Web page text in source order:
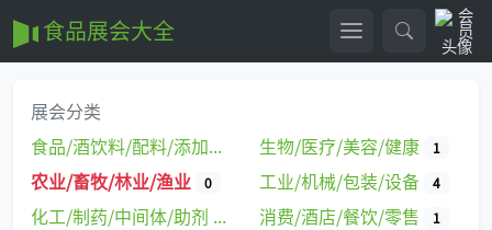
食品展会大全
展会分类
食品/酒饮料/配料/添加剂
生物/医疗/美容/健康 1
农业/畜牧/林业/渔业 0 工业/机械/包装/设备 4
化工/制药/中间体/助剂 0 消费/酒店/餐饮/零售 1